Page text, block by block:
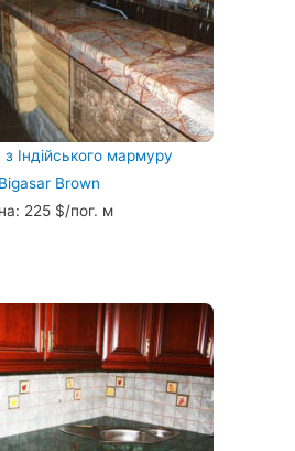
з Індійського мармуру
Bigasar Brown
225 $/пог. м